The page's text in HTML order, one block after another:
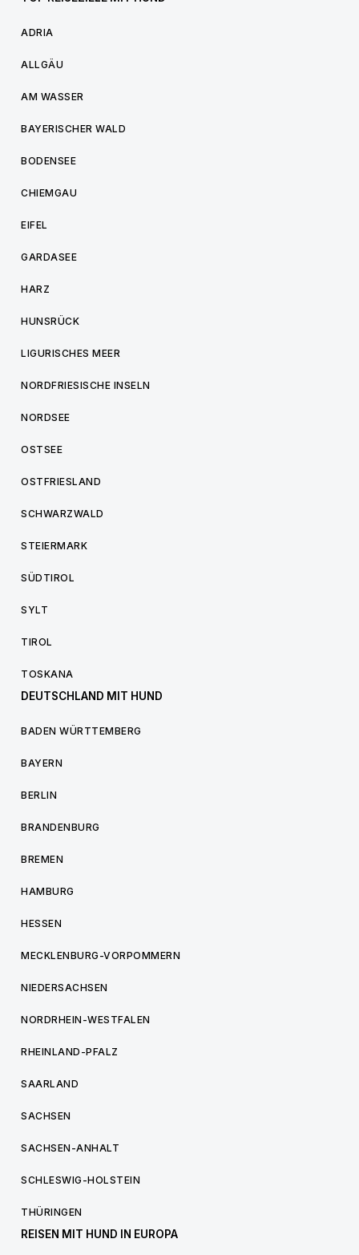
ADRIA
ALLGÄU
AM WASSER
BAYERISCHER WALD
BODENSEE
CHIEMGAU
EIFEL
GARDASEE
HARZ
HUNSRÜCK
LIGURISCHES MEER
NORDFRIESISCHE INSELN
NORDSEE
OSTSEE
OSTFRIESLAND
SCHWARZWALD
STEIERMARK
SÜDTIROL
SYLT
TIROL
TOSKANA
DEUTSCHLAND MIT HUND
BADEN WÜRTTEMBERG
BAYERN
BERLIN
BRANDENBURG
BREMEN
HAMBURG
HESSEN
MECKLENBURG-VORPOMMERN
NIEDERSACHSEN
NORDRHEIN-WESTFALEN
RHEINLAND-PFALZ
SAARLAND
SACHSEN
SACHSEN-ANHALT
SCHLESWIG-HOLSTEIN
THÜRINGEN
REISEN MIT HUND IN EUROPA